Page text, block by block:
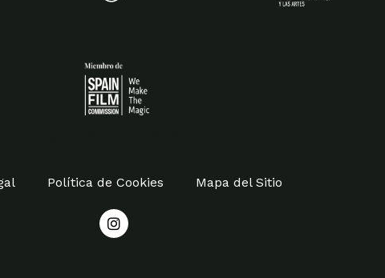
Política de Cookies Mapa del Sitio
I
n